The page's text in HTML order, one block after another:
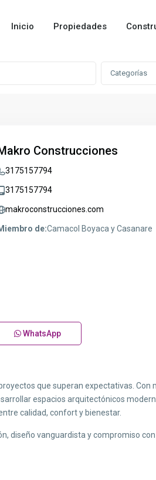
Inicio Propiedades
Categorías
Construcciones
3175157794
3175157794
makroconstrucciones.com
de:Camacol Boyaca y Casanare
WhatsApp
que superan expectativas. Con
espacios arquitectónicos
calidad, confort y bienestar.
diseño vanguardista y compromiso con